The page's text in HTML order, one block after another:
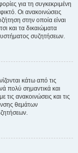
για τη συγκεκριμένη
Οι ανακοινώσεις
στην οποία είναι
και τα δικαιώματα
συζητήσεων.
κάτω από τις
πολύ σημαντικά και
τις ανακοινώσεις και τις
θεμάτων